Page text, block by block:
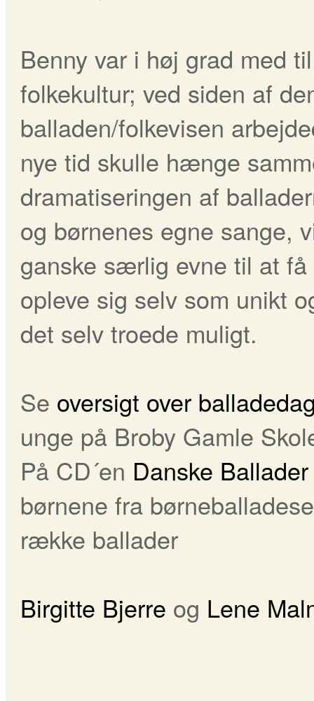
Benny var i høj grad med
folkekultur; ved siden af
balladen/folkevisen
nye tid skulle hænge
dramatiseringen af
og børnenes egne sange,
ganske særlig evne til at
opleve sig selv som unikt
det selv troede muligt.
Se oversigt over
unge på Broby Gamle
På CD´en Danske
børnene fra
række ballader
Birgitte Bjerre og Lene